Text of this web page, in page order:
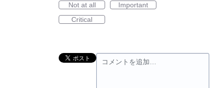
Not at all
Important
Critical
コメントを追加…